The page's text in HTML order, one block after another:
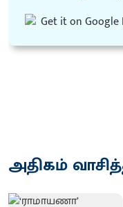
அதிகம்